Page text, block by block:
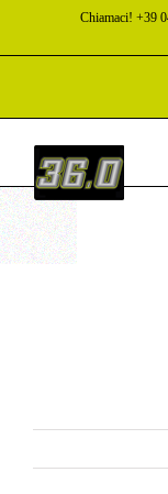
contenuto
Chiamaci! +39